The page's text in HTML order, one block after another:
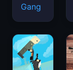
Gang